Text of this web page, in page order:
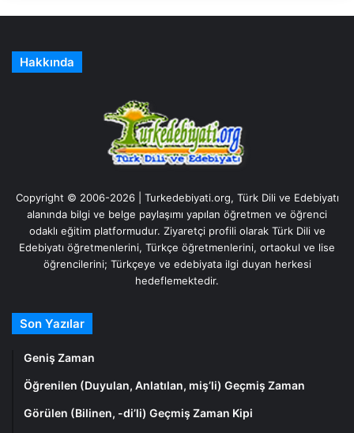
Hakkında
Copyright © 2006-2026 | Turkedebiyati.org, Türk Dili ve Edebiyatı
alanında bilgi ve belge paylaşımı yapılan öğretmen ve öğrenci
odaklı eğitim platformudur. Ziyaretçi profili olarak Türk Dili ve
Edebiyatı öğretmenlerini, Türkçe öğretmenlerini, ortaokul ve lise
öğrencilerini; Türkçeye ve edebiyata ilgi duyan herkesi
hedeflemektedir.
Son Yazılar
Geniş Zaman
Öğrenilen (Duyulan, Anlatılan, miş’li) Geçmiş Zaman
Görülen (Bilinen, -di’li) Geçmiş Zaman Kipi